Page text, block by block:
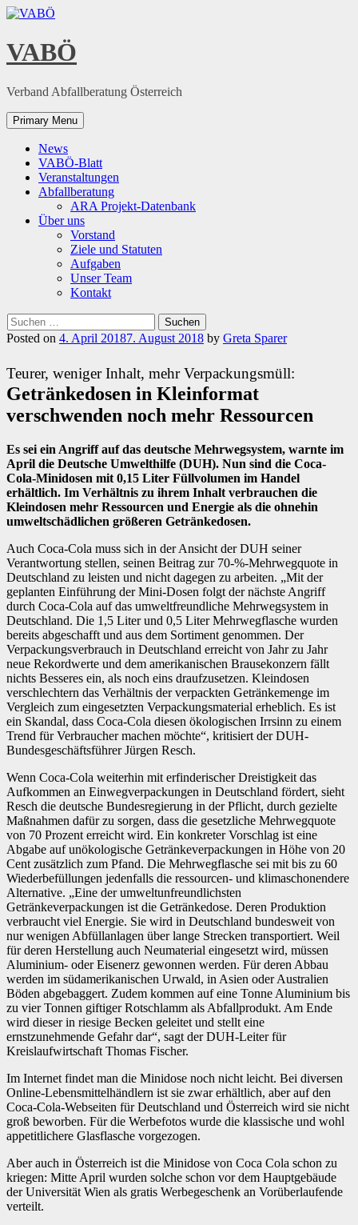
Skip
content
VABÖ
Verband Abfallberatung Österreich
Primary Menu
News
VABÖ-Blatt
Veranstaltungen
Abfallberatung
ARA Projekt-Datenbank
Über uns
Vorstand
Ziele und Statuten
Aufgaben
Unser Team
Kontakt
Suchen
nach:
Posted on 4. April 20187. August 2018 by Greta Sparer
Teurer, weniger Inhalt, mehr Verpackungsmüll:
Getränkedosen in Kleinformat
verschwenden noch mehr Ressourcen
Es sei ein Angriff auf das deutsche Mehrwegsystem, warnte im
April die Deutsche Umwelthilfe (DUH). Nun sind die Coca-
Cola-Minidosen mit 0,15 Liter Füllvolumen im Handel
erhältlich. Im Verhältnis zu ihrem Inhalt verbrauchen die
Kleindosen mehr Ressourcen und Energie als die ohnehin
umweltschädlichen größeren Getränkedosen.
Auch Coca-Cola muss sich in der Ansicht der DUH seiner
Verantwortung stellen, seinen Beitrag zur 70-%-Mehrwegquote in
Deutschland zu leisten und nicht dagegen zu arbeiten. „Mit der
geplanten Einführung der Mini-Dosen folgt der nächste Angriff
durch Coca-Cola auf das umweltfreundliche Mehrwegsystem in
Deutschland. Die 1,5 Liter und 0,5 Liter Mehrwegflasche wurden
bereits abgeschafft und aus dem Sortiment genommen. Der
Verpackungsverbrauch in Deutschland erreicht von Jahr zu Jahr
neue Rekordwerte und dem amerikanischen Brausekonzern fällt
nichts Besseres ein, als noch eins draufzusetzen. Kleindosen
verschlechtern das Verhältnis der verpackten Getränkemenge im
Vergleich zum eingesetzten Verpackungsmaterial erheblich. Es ist
ein Skandal, dass Coca-Cola diesen ökologischen Irrsinn zu einem
Trend für Verbraucher machen möchte“, kritisiert der DUH-
Bundesgeschäftsführer Jürgen Resch.
Wenn Coca-Cola weiterhin mit erfinderischer Dreistigkeit das
Aufkommen an Einwegverpackungen in Deutschland fördert, sieht
Resch die deutsche Bundesregierung in der Pflicht, durch gezielte
Maßnahmen dafür zu sorgen, dass die gesetzliche Mehrwegquote
von 70 Prozent erreicht wird. Ein konkreter Vorschlag ist eine
Abgabe auf unökologische Getränkeverpackungen in Höhe von 20
Cent zusätzlich zum Pfand. Die Mehrwegflasche sei mit bis zu 60
Wiederbefüllungen jedenfalls die ressourcen- und klimaschonendere
Alternative. „Eine der umweltunfreundlichsten
Getränkeverpackungen ist die Getränkedose. Deren Produktion
verbraucht viel Energie. Sie wird in Deutschland bundesweit von
nur wenigen Abfüllanlagen über lange Strecken transportiert. Weil
für deren Herstellung auch Neumaterial eingesetzt wird, müssen
Aluminium- oder Eisenerz gewonnen werden. Für deren Abbau
werden im südamerikanischen Urwald, in Asien oder Australien
Böden abgebaggert. Zudem kommen auf eine Tonne Aluminium bis
zu vier Tonnen giftiger Rotschlamm als Abfallprodukt. Am Ende
wird dieser in riesige Becken geleitet und stellt eine
ernstzunehmende Gefahr dar“, sagt der DUH-Leiter für
Kreislaufwirtschaft Thomas Fischer.
Im Internet findet man die Minidose noch nicht leicht. Bei diversen
Online-Lebensmittelhändlern ist sie zwar erhältlich, aber auf den
Coca-Cola-Webseiten für Deutschland und Österreich wird sie nicht
groß beworben. Für die Werbefotos wurde die klassische und wohl
appetitlichere Glasflasche vorgezogen.
Aber auch in Österreich ist die Minidose von Coca Cola schon zu
kriegen: Mitte April wurden solche schon vor dem Hauptgebäude
der Universität Wien als gratis Werbegeschenk an Vorüberlaufende
verteilt.